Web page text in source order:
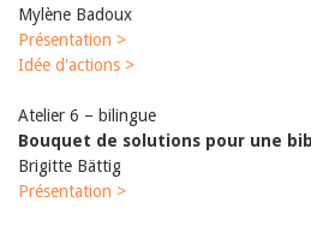
Mylène Badoux
Présentation >
Idée d'actions >
Atelier 6 – bilingue
Bouquet de solutions pour une
Brigitte Bättig
Présentation >